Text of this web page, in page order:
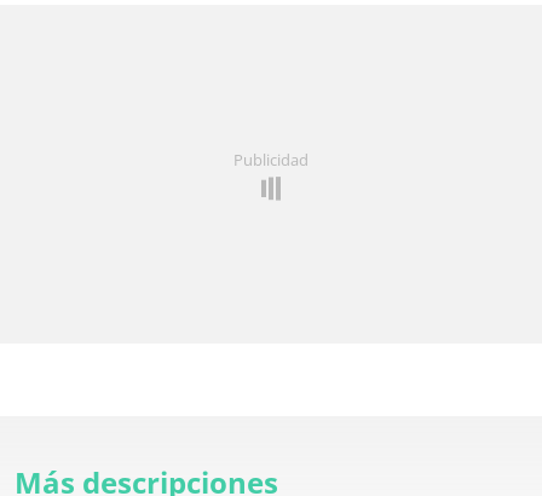
Publicidad
Más descripciones